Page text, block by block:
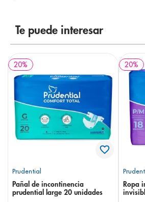
Te puede interesar
20%
Prudential
Pañal de incontinencia
prudential large 20 unidades
20%
Ropa